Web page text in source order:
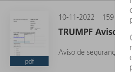
pdf
10-11-2022 159 KB
TRUMPF Aviso de
Aviso de segurança